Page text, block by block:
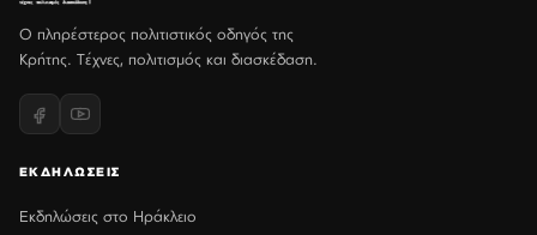
Ο πληρέστερος πολιτιστικός οδηγός της
Κρήτης. Τέχνες, πολιτισμός και διασκέδαση.
ΕΚΔΗΛΩΣΕΙΣ
Εκδηλώσεις στο Ηράκλειο